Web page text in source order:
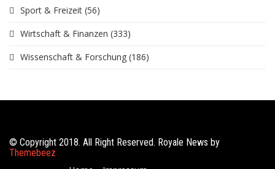
Sport & Freizeit (56)
Wirtschaft & Finanzen (333)
Wissenschaft & Forschung (186)
© Copyright 2018. All Right Reserved. Royale News by
Themebeez